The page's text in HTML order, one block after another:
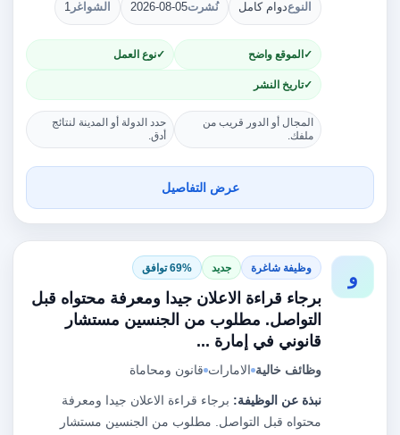
النوعدوام كامل نُشرت2026-08-05 الشواغر 1
الموقع واضح نوع العمل
تاريخ النشر
المجال أو الدور قريب من
ملفك.
حدد الدولة أو المدينة لنتائج
أدق.
عرض التفاصيل
و وظيفة شاغرة جديد 69% توافق
برجاء قراءة الاعلان جيدا ومعرفة محتواه قبل
التواصل. مطلوب من الجنسين مستشار
قانوني في إمارة ...
وظائف خالية الامارات قانون ومحاماة
نبذة عن الوظيفة: برجاء قراءة الاعلان جيدا ومعرفة
محتواه قبل التواصل. مطلوب من الجنسين مستشار